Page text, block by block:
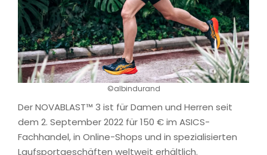
©albindurand
Der NOVABLAST™ 3 ist für Damen und Herren seit
dem 2. September 2022 für 150 € im ASICS-
Fachhandel, in Online-Shops und in spezialisierten
Laufsportgeschäften weltweit erhältlich.